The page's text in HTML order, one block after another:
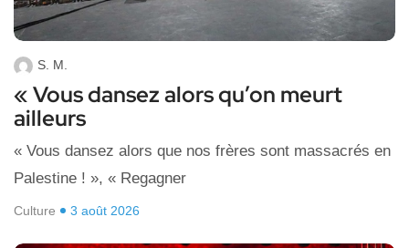
S. M.
« Vous dansez alors qu’on meurt
ailleurs
« Vous dansez alors que nos frères sont massacrés en
Palestine ! », « Regagner
Culture 3 août 2026